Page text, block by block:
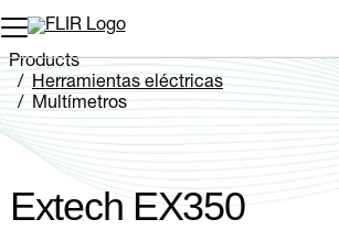
Products
Herramientas eléctricas
Multímetros
Extech EX350
Extech EX350